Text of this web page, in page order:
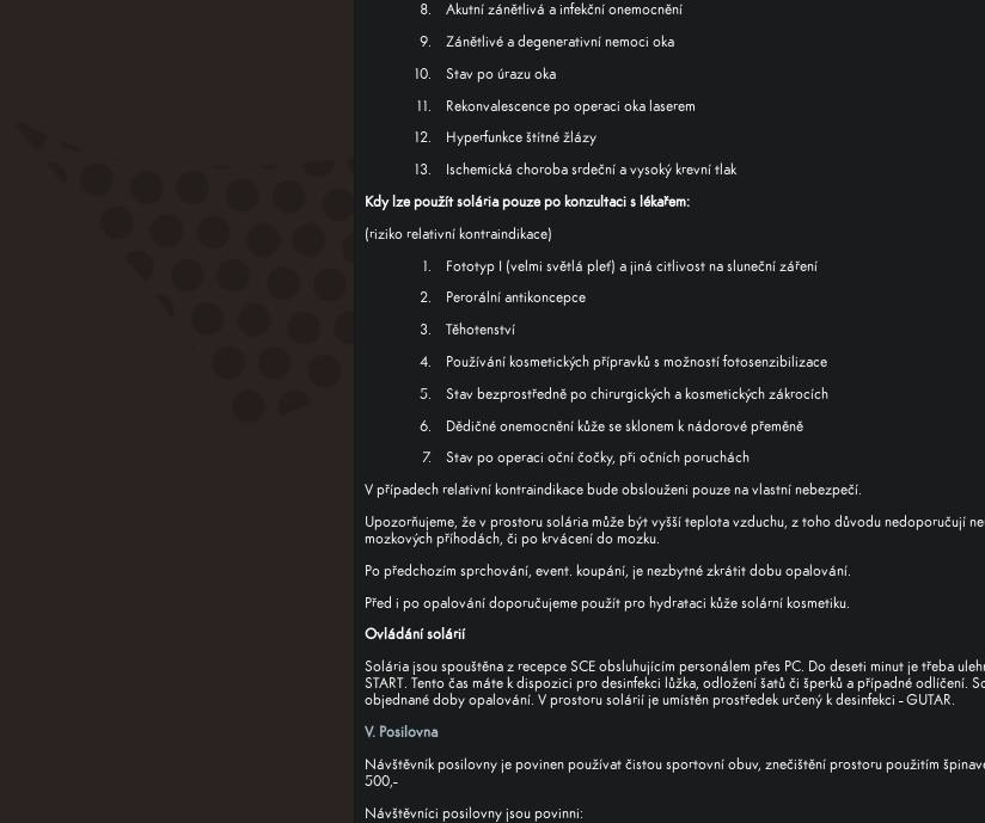
Akutní zánětlivá a infekční onemocnění
Zánětlivé a degenerativní nemoci oka
Stav po úrazu oka
Rekonvalescence po operaci oka laserem
Hyperfunkce štítné žlázy
Ischemická choroba srdeční a vysoký krevní tlak
Kdy lze použít soláriapouze po konzultaci s lékařem:
(riziko relativní kontraindikace)
Fototyp I (velmi světlá pleť) a jiná citlivost na sluneční záření
Perorální antikoncepce
Těhotenství
Používání kosmetických přípravků s možností fotosenzibilizace
Stav bezprostředně po chirurgických a kosmetických zákrocích
Dědičné onemocnění kůže se sklonem k nádorové přeměně
Stav po operaci oční čočky, při očních poruchách
V případech relativní kontraindikace bude obslouženi pouze na vlastní nebezpečí.
Upozorňujeme, že v prostoru solária může být vyšší teplota vzduchu, z toho důvodu nedoporučují
mozkových příhodách, či po krvácení do mozku.
Po předchozím sprchování, event. koupání, je nezbytné zkrátit dobu opalování.
Před i po opalování doporučujeme použít pro hydrataci kůže solární kosmetiku.
Ovládání solárií
Solária jsou spouštěna z recepce SCE obsluhujícím personálem přes PC. Do deseti minut je třeba
START. Tento čas máte k dispozici pro desinfekci lůžka, odložení šatů či šperků a případné odlíčení.
objednané doby opalování. V prostoru solárií je umístěn prostředek určený k desinfekci - GUTAR.
V. Posilovna
Návštěvník posilovny je povinen používat čistou sportovní obuv, znečištění prostoru použitím
500,-
Návštěvníci posilovny jsou povinni: